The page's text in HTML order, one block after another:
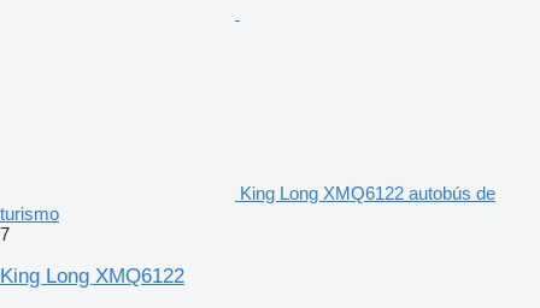
King Long XMQ6122 autobús de
turismo
7
King Long XMQ6122